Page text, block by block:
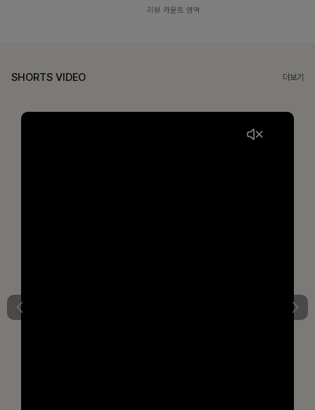
리뷰 카운트 영역
SHORTS VIDEO 더보기